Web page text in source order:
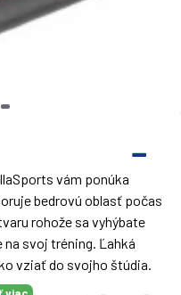
vám ponúka
bedrovú oblasť počas
rohože sa vyhýbate
svoj tréning. Ľahká
vziať do svojho štúdia.